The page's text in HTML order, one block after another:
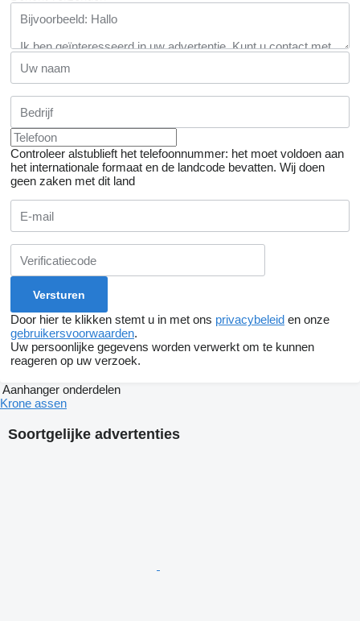
Controleer alstublieft het telefoonnummer: het moet voldoen aan
het internationale formaat en de landcode bevatten. Wij doen
geen zaken met dit land
Door hier te klikken stemt u in met ons privacybeleid en onze
gebruikersvoorwaarden.
Uw persoonlijke gegevens worden verwerkt om te kunnen
reageren op uw verzoek.
Soortgelijke advertenties
Aanhanger onderdelen
Krone assen